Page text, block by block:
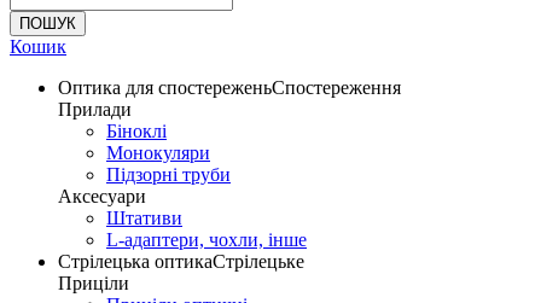
Кошик
Оптика для спостереженьСпостереження
Прилади
Біноклі
Монокуляри
Підзорні труби
Аксесуари
Штативи
L-адаптери, чохли, інше
Стрілецька оптикаСтрілецьке
Приціли